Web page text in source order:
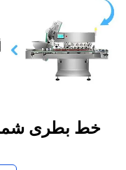
خط بطری